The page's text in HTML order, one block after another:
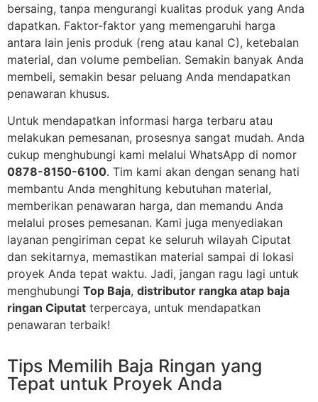
bersaing, tanpa mengurangi kualitas produk yang Anda
dapatkan. Faktor-faktor yang memengaruhi harga
antara lain jenis produk (reng atau kanal C), ketebalan
material, dan volume pembelian. Semakin banyak Anda
membeli, semakin besar peluang Anda mendapatkan
penawaran khusus.
Untuk mendapatkan informasi harga terbaru atau
melakukan pemesanan, prosesnya sangat mudah. Anda
cukup menghubungi kami melalui WhatsApp di nomor
0878-8150-6100. Tim kami akan dengan senang hati
membantu Anda menghitung kebutuhan material,
memberikan penawaran harga, dan memandu Anda
melalui proses pemesanan. Kami juga menyediakan
layanan pengiriman cepat ke seluruh wilayah Ciputat
dan sekitarnya, memastikan material sampai di lokasi
proyek Anda tepat waktu. Jadi, jangan ragu lagi untuk
menghubungi Top Baja, distributor rangka atap baja
ringan Ciputat terpercaya, untuk mendapatkan
penawaran terbaik!
Tips Memilih Baja Ringan yang
Tepat untuk Proyek Anda